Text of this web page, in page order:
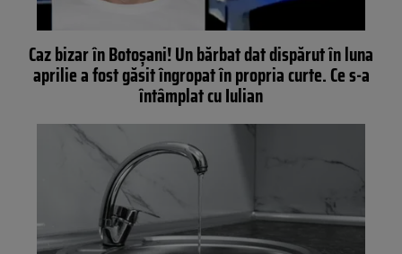
Caz bizar în Botoșani! Un bărbat dat dispărut în luna
aprilie a fost găsit îngropat în propria curte. Ce s-a
întâmplat cu Iulian